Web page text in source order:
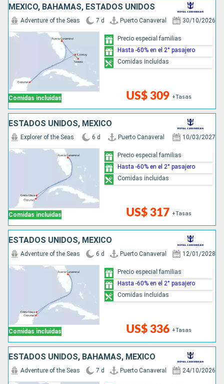
MÉXICO, BAHAMAS, ESTADOS UNIDOS
Comidas incluidas
Adventure of the Seas 7 d Puerto Canaveral 30/10/2026
US$ 309 +Tasas
Precio especial familias
Hasta -60% en el 2° pasajero
Comidas incluidas
ESTADOS UNIDOS, MÉXICO
Comidas incluidas
Explorer of the Seas 6 d Puerto Canaveral 10/03/2027
US$ 317 +Tasas
Precio especial familias
Hasta -60% en el 2° pasajero
Comidas incluidas
ESTADOS UNIDOS, MÉXICO
Comidas incluidas
Adventure of the Seas 6 d Puerto Canaveral 12/01/2028
US$ 336 +Tasas
Precio especial familias
Hasta -60% en el 2° pasajero
Comidas incluidas
ESTADOS UNIDOS, BAHAMAS, MÉXICO
Adventure of the Seas 7 d Puerto Canaveral 24/10/2026